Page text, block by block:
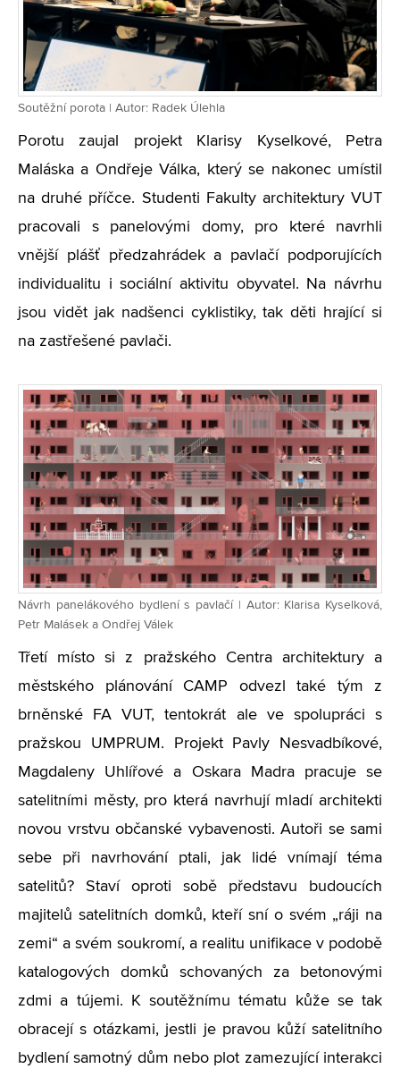
Soutěžní porota | Autor: Radek Úlehla
Porotu zaujal projekt Klarisy Kyselkové, Petra
Maláska a Ondřeje Válka, který se nakonec umístil
na druhé příčce. Studenti Fakulty architektury VUT
pracovali s panelovými domy, pro které navrhli
vnější plášť předzahrádek a pavlačí podporujících
individualitu i sociální aktivitu obyvatel. Na návrhu
jsou vidět jak nadšenci cyklistiky, tak děti hrající si
na zastřešené pavlači.
Návrh panelákového bydlení s pavlačí | Autor: Klarisa Kyselková,
Petr Malásek a Ondřej Válek
Třetí místo si z pražského Centra architektury a
městského plánování CAMP odvezl také tým z
brněnské FA VUT, tentokrát ale ve spolupráci s
pražskou UMPRUM. Projekt Pavly Nesvadbíkové,
Magdaleny Uhlířové a Oskara Madra pracuje se
satelitními městy, pro která navrhují mladí architekti
novou vrstvu občanské vybavenosti. Autoři se sami
sebe při navrhování ptali, jak lidé vnímají téma
satelitů? Staví oproti sobě představu budoucích
majitelů satelitních domků, kteří sní o svém „ráji na
zemi“ a svém soukromí, a realitu unifikace v podobě
katalogových domků schovaných za betonovými
zdmi a tújemi. K soutěžnímu tématu kůže se tak
obracejí s otázkami, jestli je pravou kůží satelitního
bydlení samotný dům nebo plot zamezující interakci